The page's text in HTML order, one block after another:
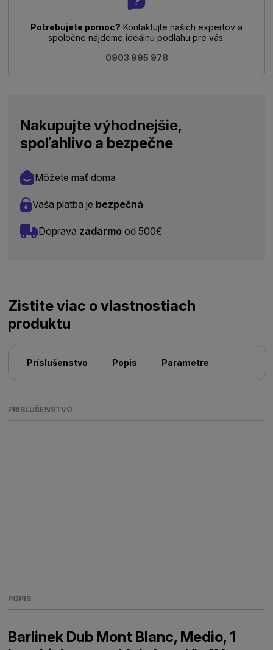
Potrebujete pomoc? Kontaktujte našich expertov a
spoločne nájdeme ideálnu podlahu pre vás.
0903 995 978
Nakupujte výhodnejšie,
spoľahlivo a bezpečne
Môžete mať doma
Vaša platba je bezpečná
Doprava zadarmo od 500€
Zistite viac o vlastnostiach
produktu
Príslušenstvo Popis Parametre
PRÍSLUŠENSTVO
POPIS
Barlinek Dub Mont Blanc, Medio, 1